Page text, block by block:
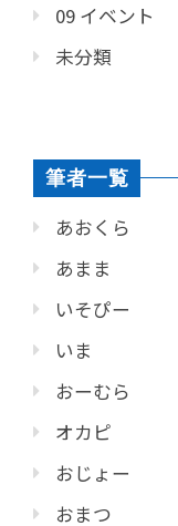
09 イベント
未分類
筆者一覧
あおくら
あまま
いそぴー
いま
おーむら
オカピ
おじょー
おまつ